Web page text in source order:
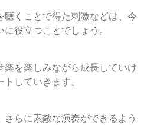
聴くことで得た刺激などは、今
役立つことでしょう。
楽を楽しみながら成長していけ
していきます。
さらに素敵な演奏ができるよう